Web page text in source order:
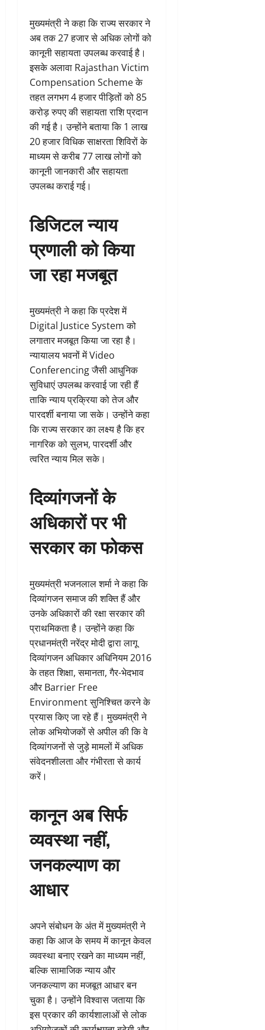
मुख्यमंत्री ने कहा कि राज्य सरकार ने
अब तक 27 हजार से अधिक लोगों को
कानूनी सहायता उपलब्ध करवाई है।
इसके अलावा Rajasthan Victim
Compensation Scheme के
तहत लगभग 4 हजार पीड़ितों को 85
करोड़ रुपए की सहायता राशि प्रदान
की गई है। उन्होंने बताया कि 1 लाख
20 हजार विधिक साक्षरता शिविरों के
माध्यम से करीब 77 लाख लोगों को
कानूनी जानकारी और सहायता
उपलब्ध कराई गई।
डिजिटल न्याय
प्रणाली को किया
जा रहा मजबूत
मुख्यमंत्री ने कहा कि प्रदेश में
Digital Justice System को
लगातार मजबूत किया जा रहा है।
न्यायालय भवनों में Video
Conferencing जैसी आधुनिक
सुविधाएं उपलब्ध करवाई जा रही हैं
ताकि न्याय प्रक्रिया को तेज और
पारदर्शी बनाया जा सके। उन्होंने कहा
कि राज्य सरकार का लक्ष्य है कि हर
नागरिक को सुलभ, पारदर्शी और
त्वरित न्याय मिल सके।
दिव्यांगजनों के
अधिकारों पर भी
सरकार का फोकस
मुख्यमंत्री भजनलाल शर्मा ने कहा कि
दिव्यांगजन समाज की शक्ति हैं और
उनके अधिकारों की रक्षा सरकार की
प्राथमिकता है। उन्होंने कहा कि
प्रधानमंत्री नरेंद्र मोदी द्वारा लागू
दिव्यांगजन अधिकार अधिनियम 2016
के तहत शिक्षा, समानता, गैर-भेदभाव
और Barrier Free
Environment सुनिश्चित करने के
प्रयास किए जा रहे हैं। मुख्यमंत्री ने
लोक अभियोजकों से अपील की कि वे
दिव्यांगजनों से जुड़े मामलों में अधिक
संवेदनशीलता और गंभीरता से कार्य
करें।
कानून अब सिर्फ
व्यवस्था नहीं,
जनकल्याण का
आधार
अपने संबोधन के अंत में मुख्यमंत्री ने
कहा कि आज के समय में कानून केवल
व्यवस्था बनाए रखने का माध्यम नहीं,
बल्कि सामाजिक न्याय और
जनकल्याण का मजबूत आधार बन
चुका है। उन्होंने विश्वास जताया कि
इस प्रकार की कार्यशालाओं से लोक